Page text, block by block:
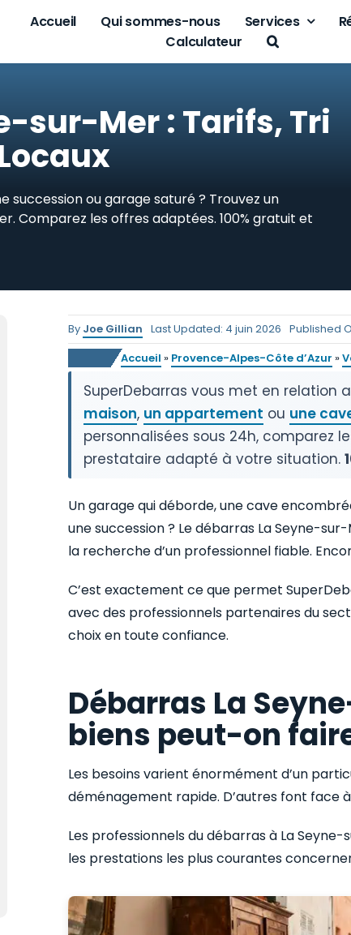
Accueil Qui sommes-nous Services
Calculateur
sur-Mer : Tarifs, Tri
ou garage saturé ? Trouvez un
Comparez les offres adaptées. 100% gratuit et
By Joe Gillian Last Updated: 4 juin 2026 Published
Accueil » Provence-Alpes-Côte d’Azur »
SuperDebarras vous met en relation
maison, un appartement ou une
personnalisées sous 24h, comparez
prestataire adapté à votre situation.
Un garage qui déborde, une cave
une succession ? Le débarras La Seyne-
la recherche d’un professionnel fiable.
C’est exactement ce que permet
avec des professionnels partenaires du
choix en toute confiance.
Débarras La
biens peut-on
Les besoins varient énormément d’un
déménagement rapide. D’autres font face
Les professionnels du débarras à La
les prestations les plus courantes